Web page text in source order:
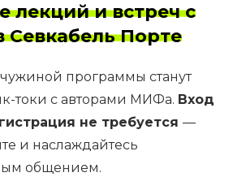
лекций и встреч с
Севкабель Порте
программы станут
токи с авторами МИФа. Вход
не требуется —
и наслаждайтесь
общением.